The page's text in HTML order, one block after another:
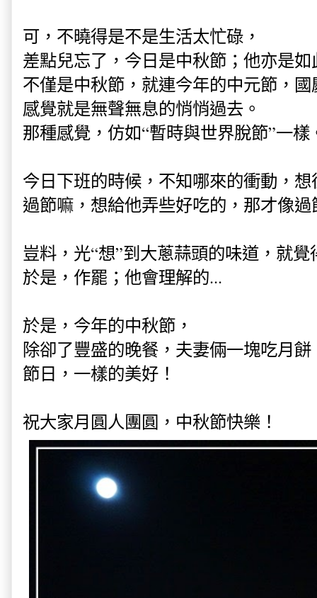
可，不曉得是不是生活太忙碌，
差點兒忘了，今日是中秋節；他亦是如
不僅是中秋節，就連今年的中元節，國
感覺就是無聲無息的悄悄過去。
那種感覺，仿如“暫時與世界脫節”一樣
今日下班的時候，不知哪來的衝動，
過節嘛，想給他弄些好吃的，那才像過
豈料，光“想”到大蔥蒜頭的味道，就覺
於是，作罷；他會理解的...
於是，今年的中秋節，
除卻了豐盛的晚餐，夫妻倆一塊吃月餅
節日，一樣的美好！
祝大家月圓人團圓，中秋節快樂！